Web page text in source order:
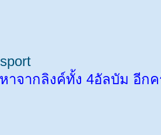
จากลิงค์ทั้ง 4อัลบัม อีกค